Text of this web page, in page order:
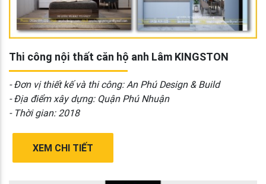
Thi công nội thất căn hộ anh Lâm KINGSTON
- Đơn vị thiết kế và thi công: An Phú Design & Build
- Địa điểm xây dựng: Quận Phú Nhuận
- Thời gian: 2018
XEM CHI TIẾT